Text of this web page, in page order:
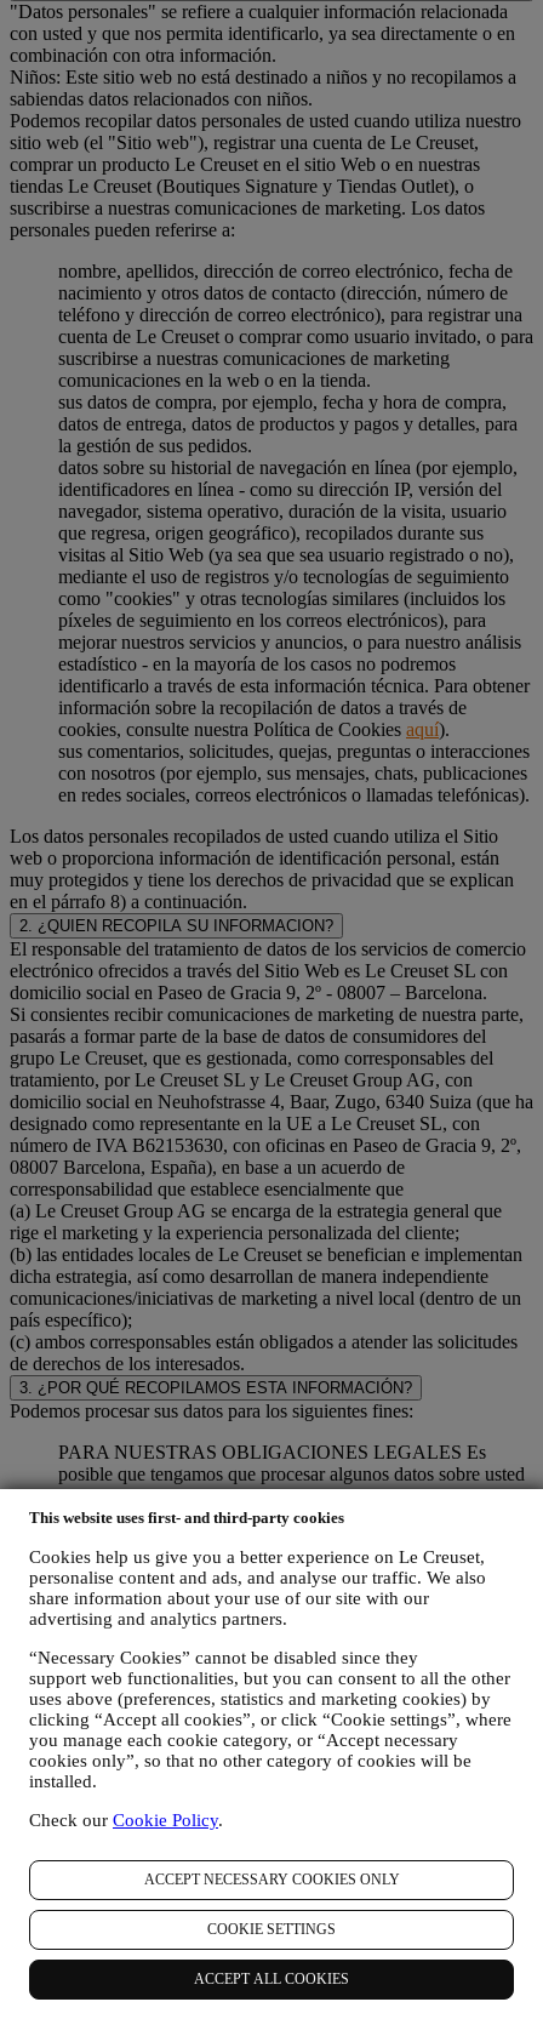
This website uses first- and third-party cookies
Cookies help us give you a better experience on Le Creuset,
personalise content and ads, and analyse our traffic. We also
share information about your use of our site with our
advertising and analytics partners.
“Necessary Cookies” cannot be disabled since they
support web functionalities, but you can consent to all the other
uses above (preferences, statistics and marketing cookies) by
clicking “Accept all cookies”, or click “Cookie settings”, where
you manage each cookie category, or “Accept necessary
cookies only”, so that no other category of cookies will be
installed.
Check our Cookie Policy.
ACCEPT NECESSARY COOKIES ONLY
COOKIE SETTINGS
ACCEPT ALL COOKIES
"Datos personales" se refiere a cualquier información relacionada
con usted y que nos permita identificarlo, ya sea directamente o en
combinación con otra información.
Niños: Este sitio web no está destinado a niños y no recopilamos a
sabiendas datos relacionados con niños.
Podemos recopilar datos personales de usted cuando utiliza nuestro
sitio web (el "Sitio web"), registrar una cuenta de Le Creuset,
comprar un producto Le Creuset en el sitio Web o en nuestras
tiendas Le Creuset (Boutiques Signature y Tiendas Outlet), o
suscribirse a nuestras comunicaciones de marketing. Los datos
personales pueden referirse a:
nombre, apellidos, dirección de correo electrónico, fecha de
nacimiento y otros datos de contacto (dirección, número de
teléfono y dirección de correo electrónico), para registrar una
cuenta de Le Creuset o comprar como usuario invitado, o para
suscribirse a nuestras comunicaciones de marketing
comunicaciones en la web o en la tienda.
sus datos de compra, por ejemplo, fecha y hora de compra,
datos de entrega, datos de productos y pagos y detalles, para
la gestión de sus pedidos.
datos sobre su historial de navegación en línea (por ejemplo,
identificadores en línea - como su dirección IP, versión del
navegador, sistema operativo, duración de la visita, usuario
que regresa, origen geográfico), recopilados durante sus
visitas al Sitio Web (ya sea que sea usuario registrado o no),
mediante el uso de registros y/o tecnologías de seguimiento
como "cookies" y otras tecnologías similares (incluidos los
píxeles de seguimiento en los correos electrónicos), para
mejorar nuestros servicios y anuncios, o para nuestro análisis
estadístico - en la mayoría de los casos no podremos
identificarlo a través de esta información técnica. Para obtener
información sobre la recopilación de datos a través de
cookies, consulte nuestra Política de Cookies aquí).
sus comentarios, solicitudes, quejas, preguntas o interacciones
con nosotros (por ejemplo, sus mensajes, chats, publicaciones
en redes sociales, correos electrónicos o llamadas telefónicas).
Los datos personales recopilados de usted cuando utiliza el Sitio
web o proporciona información de identificación personal, están
muy protegidos y tiene los derechos de privacidad que se explican
en el párrafo 8) a continuación.
2. ¿QUIEN RECOPILA SU INFORMACION?
El responsable del tratamiento de datos de los servicios de comercio
electrónico ofrecidos a través del Sitio Web es Le Creuset SL con
domicilio social en Paseo de Gracia 9, 2º - 08007 – Barcelona.
Si consientes recibir comunicaciones de marketing de nuestra parte,
pasarás a formar parte de la base de datos de consumidores del
grupo Le Creuset, que es gestionada, como corresponsables del
tratamiento, por Le Creuset SL y Le Creuset Group AG, con
domicilio social en Neuhofstrasse 4, Baar, Zugo, 6340 Suiza (que ha
designado como representante en la UE a Le Creuset SL, con
número de IVA B62153630, con oficinas en Paseo de Gracia 9, 2º,
08007 Barcelona, España), en base a un acuerdo de
corresponsabilidad que establece esencialmente que
(a) Le Creuset Group AG se encarga de la estrategia general que
rige el marketing y la experiencia personalizada del cliente;
(b) las entidades locales de Le Creuset se benefician e implementan
dicha estrategia, así como desarrollan de manera independiente
comunicaciones/iniciativas de marketing a nivel local (dentro de un
país específico);
(c) ambos corresponsables están obligados a atender las solicitudes
de derechos de los interesados.
3. ¿POR QUÉ RECOPILAMOS ESTA INFORMACIÓN?
Podemos procesar sus datos para los siguientes fines:
PARA NUESTRAS OBLIGACIONES LEGALES Es
posible que tengamos que procesar algunos datos sobre usted
para cumplir con nuestras obligaciones legales y otras
obligaciones derivadas de las instrucciones recibidas de las
PARA CREAR UNA CUENTA LE CREUSET
Utilizaremos sus datos para crear una cuenta de Le Creuset
que le dará acceso a una serie de ventajas dedicadas a los
usuarios registrados, para disfrutar mejor de nuestros
servicios, tales como un pago más rápido, guardar múltiples
direcciones de envío, ver y realizar un seguimiento de
pedidos. Cualquier actividad de procesamiento es necesaria
para permitirnos proporcionarle estos servicios como titular de
una cuenta de Le Creuset.
PARA GESTIONAR SUS PEDIDOS Y
PROPORCIONARLE NUESTROS PRODUCTOS,
gestionar nuestra relación contractual con usted, su compra de
su uso del Sitio web, cualquier asistencia posterior a la venta o
su participación en nuestros concursos. Es posible que
tengamos que procesar algunos datos sobre usted para
nuestros fines administrativos relacionados con nuestra
relación contractual con usted, como contabilidad, facturación
y auditoría, verificación de tarjetas de pago, detección de
fraude, seguridad, pruebas de sistemas, mantenimiento y